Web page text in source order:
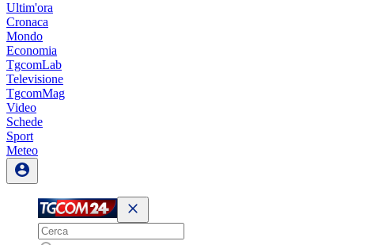
Ultim'ora
Cronaca
Mondo
Economia
TgcomLab
Televisione
TgcomMag
Video
Schede
Sport
Meteo